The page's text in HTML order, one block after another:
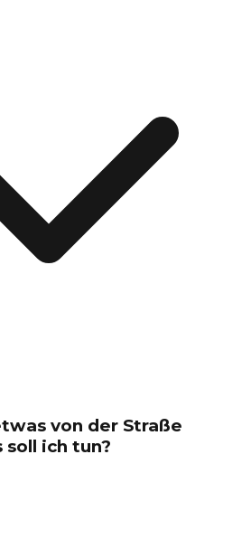
von der Straße
ich tun?